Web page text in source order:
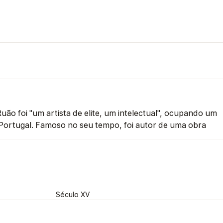
foi "um artista de elite, um intelectual", ocupando um
Famoso no seu tempo, foi autor de uma obra
Século XV